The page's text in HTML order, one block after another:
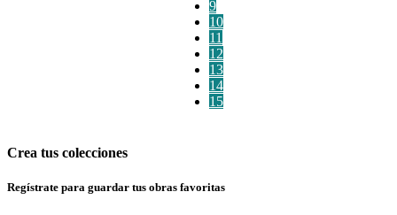
9
10
11
12
13
14
15
Crea tus colecciones
Regístrate para guardar tus obras favoritas